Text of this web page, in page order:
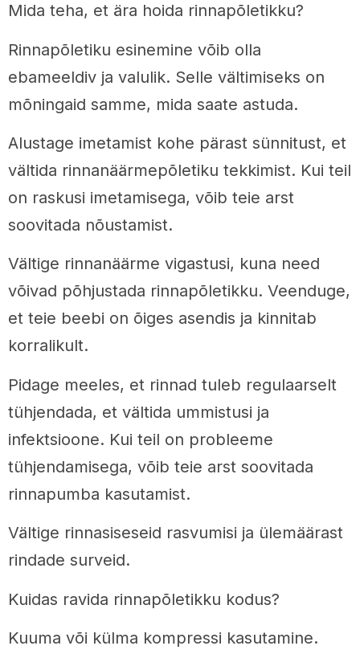
Mida teha, et ära hoida rinnapõletikku?
Rinnapõletiku esinemine võib olla
ebameeldiv ja valulik. Selle vältimiseks on
mõningaid samme, mida saate astuda.
Alustage imetamist kohe pärast sünnitust, et
vältida rinnanäärmepõletiku tekkimist. Kui teil
on raskusi imetamisega, võib teie arst
soovitada nõustamist.
Vältige rinnanäärme vigastusi, kuna need
võivad põhjustada rinnapõletikku. Veenduge,
et teie beebi on õiges asendis ja kinnitab
korralikult.
Pidage meeles, et rinnad tuleb regulaarselt
tühjendada, et vältida ummistusi ja
infektsioone. Kui teil on probleeme
tühjendamisega, võib teie arst soovitada
rinnapumba kasutamist.
Vältige rinnasiseseid rasvumisi ja ülemäärast
rindade surveid.
Kuidas ravida rinnapõletikku kodus?
Kuuma või külma kompressi kasutamine.